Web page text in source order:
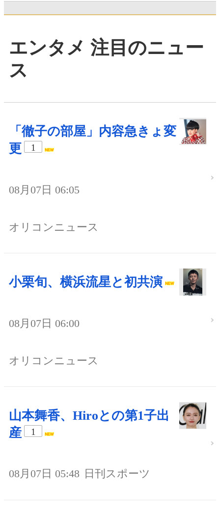
エンタメ 注目のニュー
ス
「徹子の部屋」内容急きょ変
更
1
08月07日 06:05
オリコンニュース
小栗旬、横浜流星と初共演
08月07日 06:00
オリコンニュース
山本舞香、Hiroとの第1子出
産
1
08月07日 05:48 日刊スポーツ